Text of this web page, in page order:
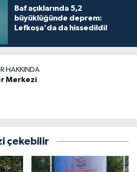
Baf açıklarında 5,2
büyüklüğünde deprem:
Lefkoşa'da da hissedildi!
HAKKINDA
Merkezi
çekebilir